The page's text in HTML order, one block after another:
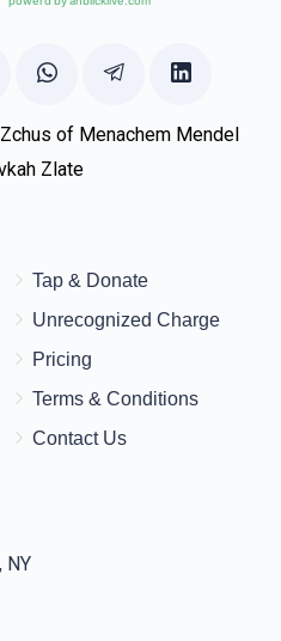
of Menachem Mendel
Zlate
Tap & Donate
Unrecognized Charge
Pricing
Terms & Conditions
Contact Us
NY